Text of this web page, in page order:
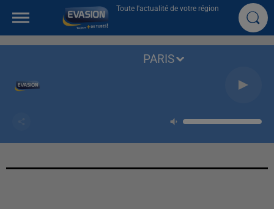
Toute l'actualité de votre région
PARIS